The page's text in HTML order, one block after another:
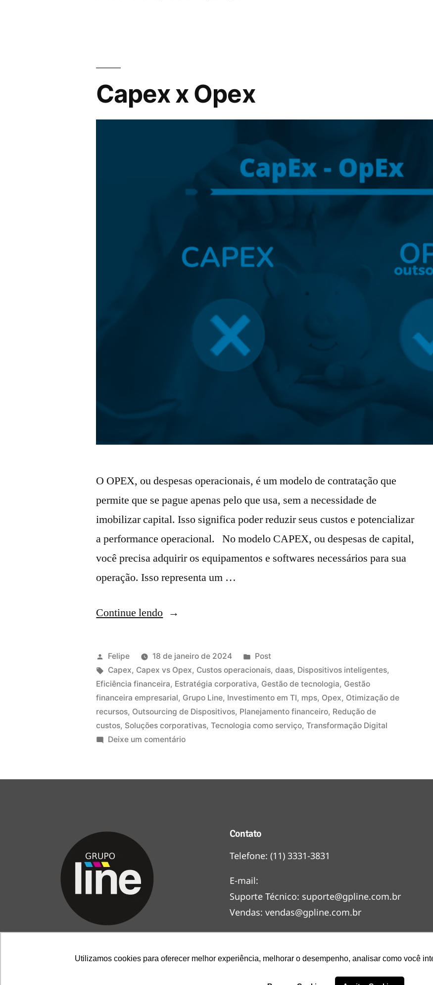
Utilizamos cookies para oferecer melhor experiência, melhorar o desempenho, analisar como você
Capex x Opex
O OPEX, ou despesas operacionais, é um modelo de contratação que
permite que se pague apenas pelo que usa, sem a necessidade de
imobilizar capital. Isso significa poder reduzir seus custos e potencializar
a performance operacional. No modelo CAPEX, ou despesas de capital,
você precisa adquirir os equipamentos e softwares necessários para sua
operação. Isso representa um …
Continue lendo
Felipe 18 de janeiro de 2024
Post
Capex, Capex vs Opex, Custos operacionais,daas, Dispositivos inteligentes,
Eficiência financeira, Estratégia corporativa, Gestão de tecnologia, Gestão
financeira empresarial, Grupo Line, Investimento em TI, mps, Opex, Otimização de
recursos, Outsourcing de Dispositivos, Planejamento financeiro, Redução de
custos, Soluções corporativas,Tecnologia como serviço,Transformação Digital
Deixe um comentário
Contato
Telefone: (11) 3331-3831
E-mail:
Suporte Técnico: suporte@gpline.com.br
Vendas: vendas@gpline.com.br
Mapa do Site